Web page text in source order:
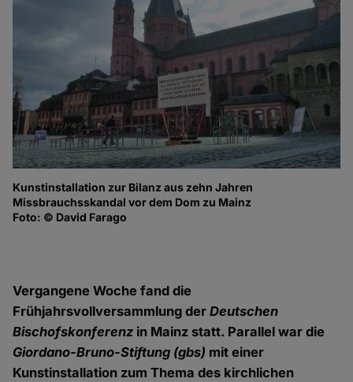
Kunstinstallation zur Bilanz aus zehn Jahren
Missbrauchsskandal vor dem Dom zu Mainz
Foto: © David Farago
Vergangene Woche fand die
Frühjahrsvollversammlung derDeutschen
Bischofskonferenz in Mainz statt. Parallel war die
Giordano-Bruno-Stiftung (gbs) mit einer
Kunstinstallation zum Thema des kirchlichen